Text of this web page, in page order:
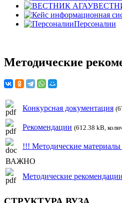
Персоналии
Методические
Конкурсная документация
Рекомендации (612.38 kB,
!!! Методические
ВАЖНО
Методические рекомендации